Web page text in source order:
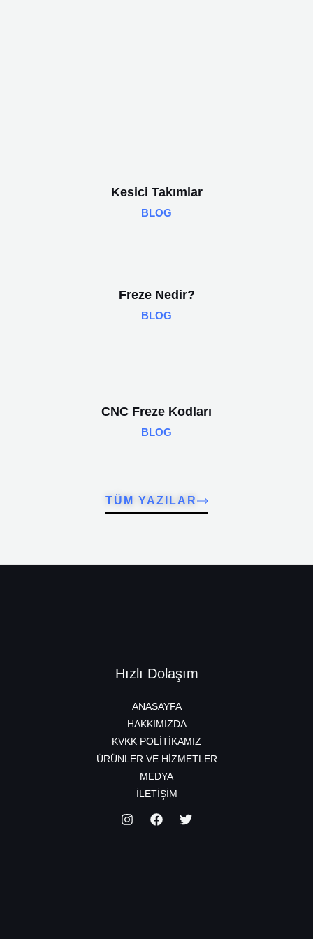
Kesici Takımlar
BLOG
Freze Nedir?
BLOG
CNC Freze Kodları
BLOG
TÜM YAZILAR
Hızlı Dolaşım
ANASAYFA
HAKKIMIZDA
KVKK POLİTİKAMIZ
ÜRÜNLER VE HİZMETLER
MEDYA
İLETİŞİM